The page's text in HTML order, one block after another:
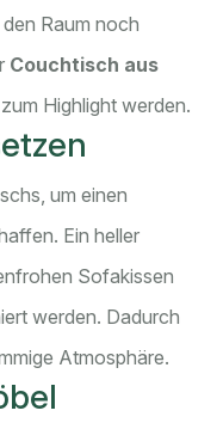
Raum noch
Couchtisch aus
Highlight werden.
um einen
Ein heller
Sofakissen
werden. Dadurch
Atmosphäre.